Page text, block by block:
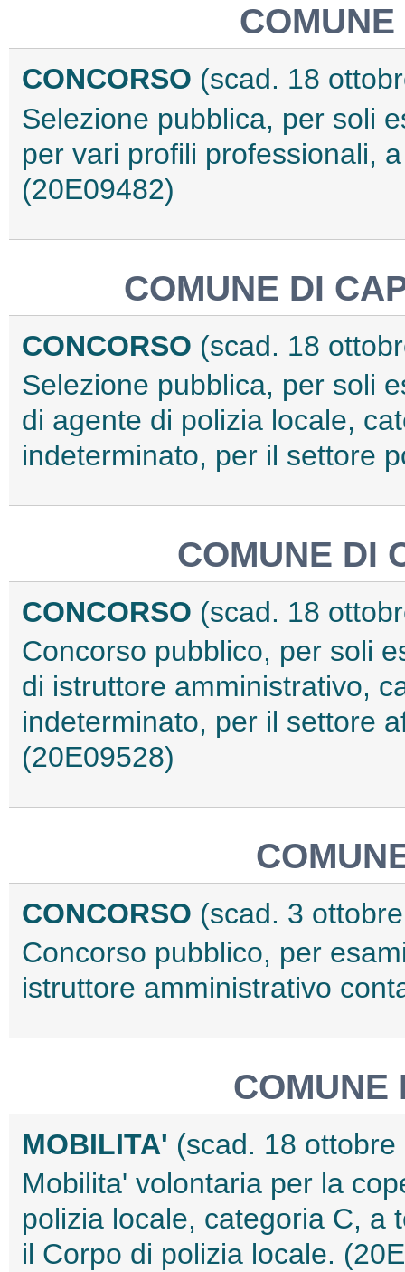
CONCORSO (scad. 18
Selezione pubblica, per soli
per vari profili professionali,
(20E09482)
COMUNE DI
CONCORSO (scad. 18
Selezione pubblica, per soli
di agente di polizia locale,
indeterminato, per il settore
COMUNE DI
CONCORSO (scad. 18
Concorso pubblico, per soli
di istruttore amministrativo,
indeterminato, per il settore
(20E09528)
CONCORSO (scad. 3
Concorso pubblico, per
istruttore amministrativo
COMUNE
MOBILITA' (scad. 18 ottobre
Mobilita' volontaria per la
polizia locale, categoria C, a
il Corpo di polizia locale.